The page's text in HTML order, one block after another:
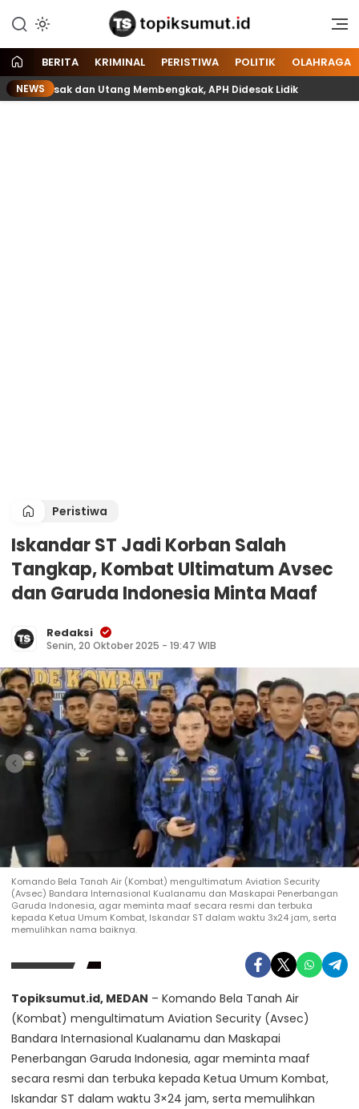
Topik Sumut
Memberitakan Seputar
dan Nasional
BERITA KRIMINAL PERISTIWA POLITIK OLAHRAGA
NEWSdan Utang Membengkak, APH Didesak Lidik
Peristiwa
Iskandar ST Jadi Korban Salah
Tangkap, Kombat Ultimatum Avsec
dan Garuda Indonesia Minta Maaf
Redaksi
Senin, 20 Oktober 2025 - 19:47 WIB
Komando Bela Tanah Air (Kombat) mengultimatum Aviation Security
(Avsec) Bandara Internasional Kualanamu dan Maskapai Penerbangan
Garuda Indonesia, agar meminta maaf secara resmi dan terbuka
kepada Ketua Umum Kombat, Iskandar ST dalam waktu 3x24 jam, serta
memulihkan nama baiknya.
Topiksumut.id, MEDAN – Komando Bela Tanah Air
(Kombat) mengultimatum Aviation Security (Avsec)
Bandara Internasional Kualanamu dan Maskapai
Penerbangan Garuda Indonesia, agar meminta maaf
secara resmi dan terbuka kepada Ketua Umum Kombat,
Iskandar ST dalam waktu 3×24 jam, serta memulihkan